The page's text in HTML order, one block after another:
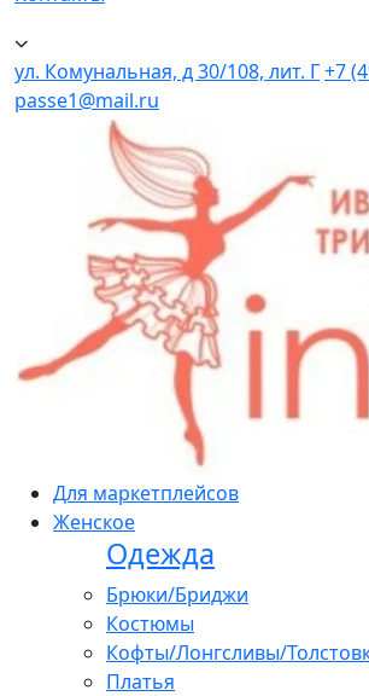
ул. Комунальная, д 30/108, лит. Г+7
passe1@mail.ru
Для маркетплейсов
Женское
Одежда
Брюки/Бриджи
Костюмы
Кофты/Лонгсливы/
Платья